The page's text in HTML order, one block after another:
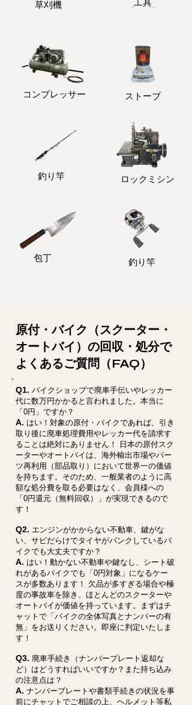
​草刈機 ​工具
コンプレッサー ストーブ
釣り竿 ロックミシン
包丁 釣り竿
原付・バイク（スクーター・
オートバイ）の回収・処分で
よくあるご質問（FAQ）
Q1. バイクショップで廃車手伝いやレッカー
代に数万円かかると言われました。本当に
「0円」ですか？
A. はい！対象の原付・バイクであれば、引き
取り後に廃車処理費用やレッカー代を請求す
ることは絶対にありません！ 日本の原付スク
ーターやオートバイは、海外輸出市場やパー
ツ再利用（部品取り）において世界一の価値
を持ちます。そのため、一般業者のように高
額な処分費を取る必要はなく、会員様への
「0円還元（無料回収）」が実現できるので
す！
Q2. エンジンがかからない不動車、鍵がな
い、サビだらけでタイヤがパンクしているバ
イクでも大丈夫ですか？
A. はい！動かない不動車や鍵なし、シート破
れがあるバイクでも「0円対象」になるケー
スが多数あります！ 欠品が多すぎる場合や極
度の事故車を除き、ほとんどのスクーターや
オートバイが価値を持っています。まずはチ
ャットで「バイクの全体写真とナンバーの有
無」をお送りください。即座に判定いたしま
す！
Q3. 廃車手続き（ナンバープレート返却な
ど）はどうすればいいですか？また持ち込み
の注意点は？
A. ナンバープレートや書類手続きの状況を事
前にチャットでご相談の上、ヘルメット等私